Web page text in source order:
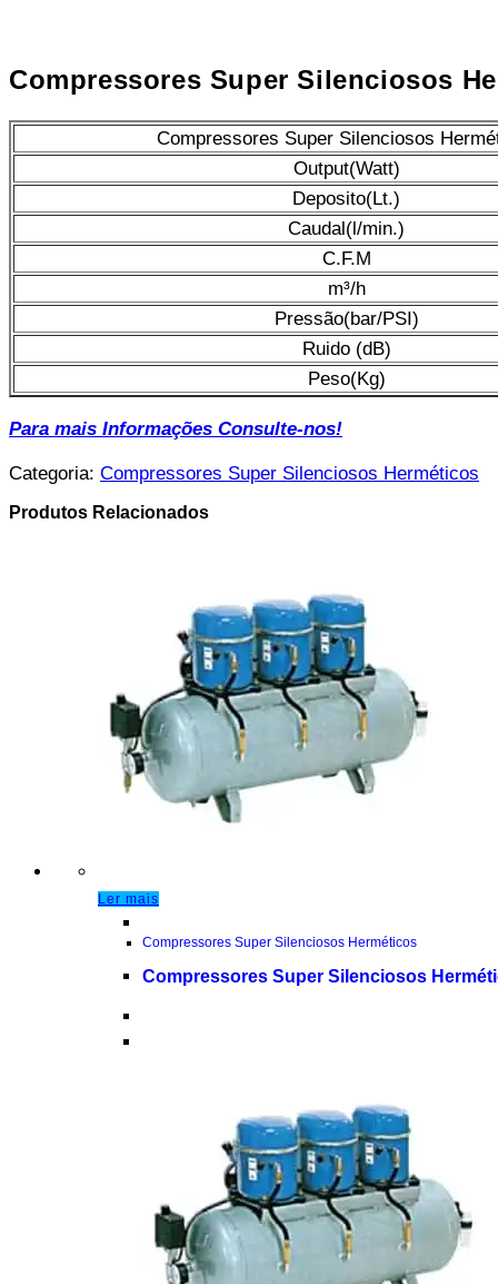
Compressores Super Silenciosos
Compressores Super Silenciosos
Output(Watt)
Deposito(Lt.)
Caudal(l/min.)
C.F.M
m³/h
Pressão(bar/PSI)
Ruido (dB)
Peso(Kg)
Para mais Informações Consulte-nos!
Categoria: Compressores Super Silenciosos Herméticos
Produtos Relacionados
Ler mais
Compressores Super Silenciosos Herméticos
Compressores Super Silenciosos